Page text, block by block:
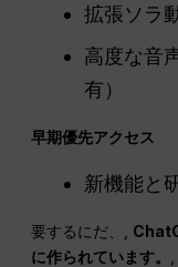
拡張ソラ
高度な音
有）
早期優先アクセス
新機能と
要するにだ、,
に作られています。